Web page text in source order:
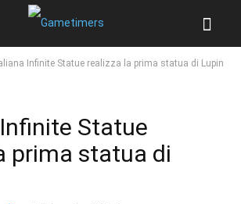
Infinite Statue realizza la prima statua di Lupin
Statue
prima statua di